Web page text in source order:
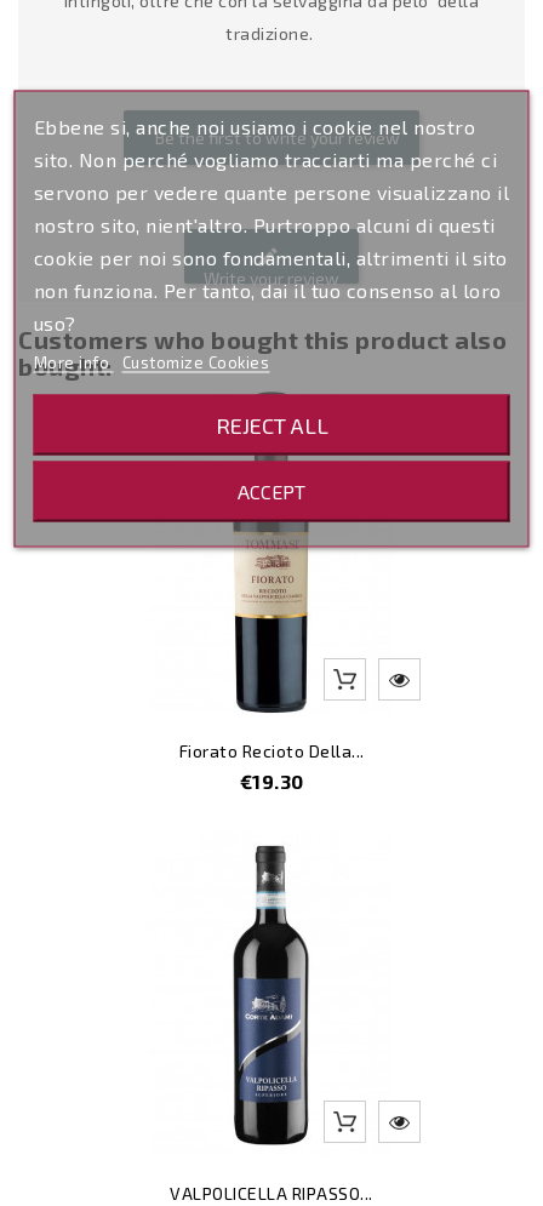
tradizione.
Be the first to write your review
edit
Write your review
Customers who bought this product also
bought:
Fiorato Recioto Della...
Price
€19.30
VALPOLICELLA RIPASSO...
Ebbene si, anche noi usiamo i cookie nel nostro
sito. Non perché vogliamo tracciarti ma perché ci
servono per vedere quante persone visualizzano il
nostro sito, nient'altro. Purtroppo alcuni di questi
cookie per noi sono fondamentali, altrimenti il sito
non funziona. Per tanto, dai il tuo consenso al loro
uso?
More info Customize Cookies
REJECT ALL
ACCEPT